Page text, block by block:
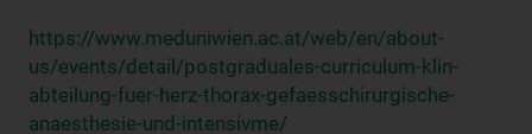
https://www.meduniwien.ac.at/web/en/about-
us/events/detail/postgraduales-curriculum-klin-
abteilung-fuer-herz-thorax-gefaesschirurgische-
anaesthesie-und-intensivme/